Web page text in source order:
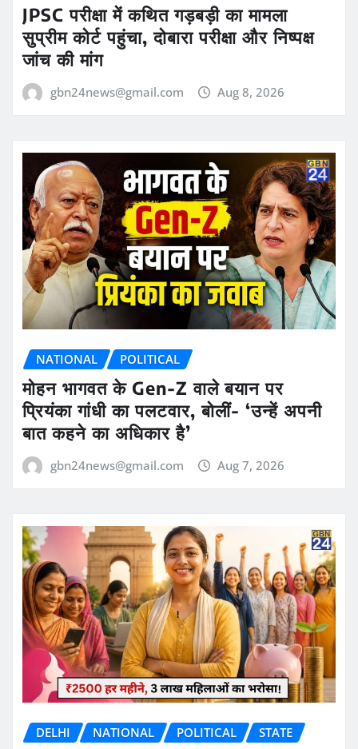
JPSC परीक्षा में कथित गड़बड़ी का मामला
सुप्रीम कोर्ट पहुंचा, दोबारा परीक्षा और निष्पक्ष
जांच की मांग
gbn24news@gmail.com Aug 8, 2026
NATIONAL POLITICAL
मोहन भागवत के Gen-Z वाले बयान पर
प्रियंका गांधी का पलटवार, बोलीं- ‘उन्हें अपनी
बात कहने का अधिकार है’
gbn24news@gmail.com Aug 7, 2026
DELHI NATIONAL POLITICAL STATE